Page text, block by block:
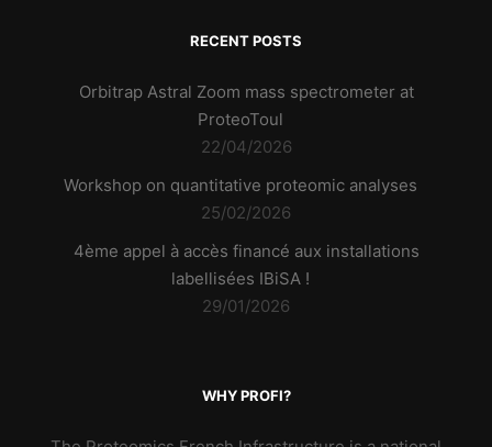
RECENT POSTS
Orbitrap Astral Zoom mass spectrometer at
ProteoToul
22/04/2026
Workshop on quantitative proteomic analyses
25/02/2026
4ème appel à accès financé aux installations
labellisées IBiSA !
29/01/2026
WHY PROFI?